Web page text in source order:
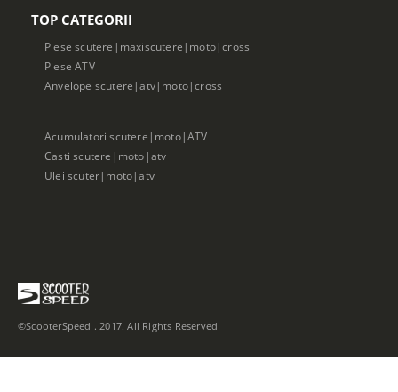
TOP CATEGORII
Piese scutere|maxiscutere|moto|cross
Piese ATV
Anvelope scutere|atv|moto|cross
Acumulatori scutere|moto|ATV
Casti scutere|moto|atv
Ulei scuter|moto|atv
©ScooterSpeed . 2017. All Rights Reserved